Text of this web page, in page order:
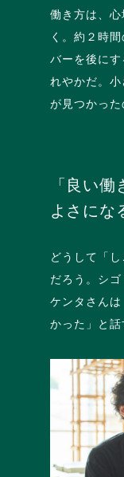
働き方は、
く。約２時
バーを後に
れやかだ。
が見つかった
「良い
よさにな
どうして「
だろう。シ
ケンタさん
かった」と話